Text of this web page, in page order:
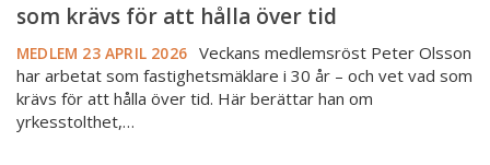
som krävs för att hålla över tid
MEDLEM 23 APRIL 2026 Veckans medlemsröst Peter Olsson
har arbetat som fastighetsmäklare i 30 år – och vet vad som
krävs för att hålla över tid. Här berättar han om
yrkesstolthet,…